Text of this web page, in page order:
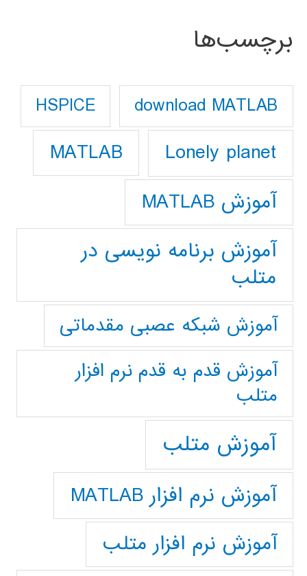
برچسب‌ها
download MATLAB
HSPICE
Lonely planet
MATLAB
آموزش MATLAB
آموزش برنامه نویسی در
متلب
آموزش شبکه عصبی مقدماتی
آموزش قدم به قدم نرم افزار
متلب
آموزش متلب
آموزش نرم افزار MATLAB
آموزش نرم افزار متلب